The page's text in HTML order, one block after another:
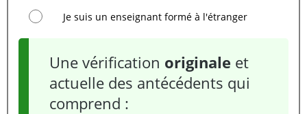
Je suis un enseignant formé à l'étranger
Une vérification originale et
actuelle des antécédents qui
comprend :